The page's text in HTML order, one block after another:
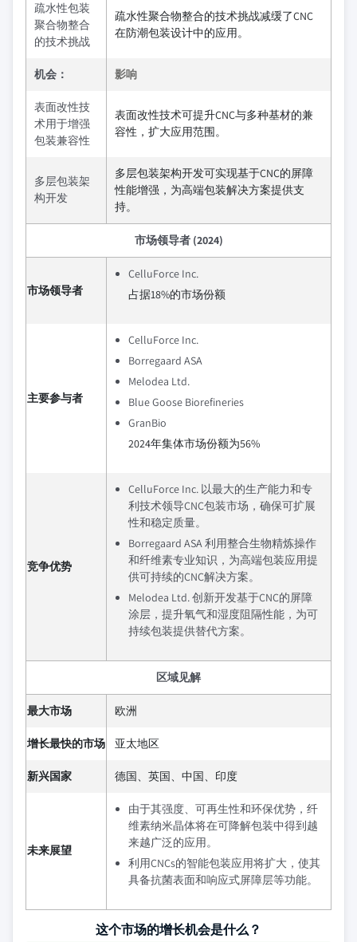
疏水性包装
聚合物整合
的技术挑战
疏水性聚合物整合的技术挑战减缓了CNC
在防潮包装设计中的应用。
机会： 影响
表面改性技
术用于增强
包装兼容性
表面改性技术可提升CNC与多种基材的兼
容性，扩大应用范围。
多层包装架
构开发
多层包装架构开发可实现基于CNC的屏障
性能增强，为高端包装解决方案提供支
持。
市场领导者 (2024)
市场领导者
CelluForce Inc.
占据18%的市场份额
主要参与者
CelluForce Inc.
Borregaard ASA
Melodea Ltd.
Blue Goose Biorefineries
GranBio
2024年集体市场份额为56%
竞争优势
CelluForce Inc. 以最大的生产能力和专
利技术领导CNC包装市场，确保可扩展
性和稳定质量。
Borregaard ASA 利用整合生物精炼操作
和纤维素专业知识，为高端包装应用提
供可持续的CNC解决方案。
Melodea Ltd. 创新开发基于CNC的屏障
涂层，提升氧气和湿度阻隔性能，为可
持续包装提供替代方案。
区域见解
最大市场 欧洲
增长最快的市场 亚太地区
新兴国家 德国、英国、中国、印度
未来展望
由于其强度、可再生性和环保优势，纤
维素纳米晶体将在可降解包装中得到越
来越广泛的应用。
利用CNCs的智能包装应用将扩大，使其
具备抗菌表面和响应式屏障层等功能。
这个市场的增长机会是什么？